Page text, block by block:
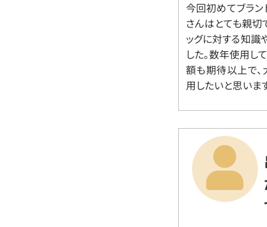
今回初めてブラン
さんはとても親切
ッグに対する知識
した。数年使用し
額も期待以上で、
用したいと思いま